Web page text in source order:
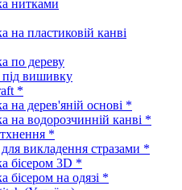
нитками
на пластиковій канві
по дереву
вишивку
*
на дерев'яній основі *
на водорозчинній канві *
*
викладення стразами *
бісером 3D *
бісером на одязі *